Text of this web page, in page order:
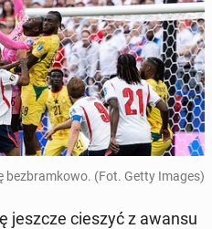
bez­bram­ko­wo. (Fot. Getty Images)
jeszcze cieszyć z awansu